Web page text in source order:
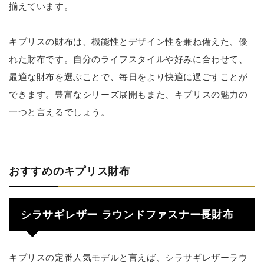
揃えています。
キプリスの財布は、機能性とデザイン性を兼ね備えた、優
れた財布です。自分のライフスタイルや好みに合わせて、
最適な財布を選ぶことで、毎日をより快適に過ごすことが
できます。豊富なシリーズ展開もまた、キプリスの魅力の
一つと言えるでしょう。
おすすめのキプリス財布
シラサギレザー ラウンドファスナー長財布
キプリスの定番人気モデルと言えば、シラサギレザーラウ